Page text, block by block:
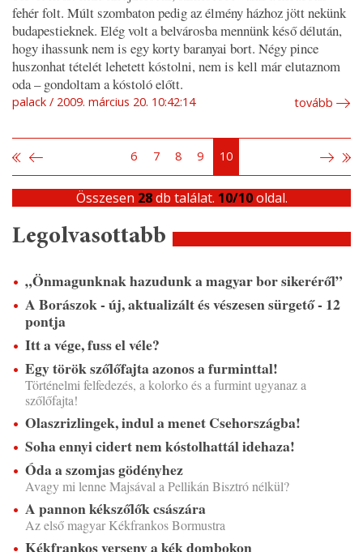
fehér folt. Múlt szombaton pedig az élmény házhoz jött nekünk
budapestieknek. Elég volt a belvárosba mennünk késő délután,
hogy ihassunk nem is egy korty baranyai bort. Négy pince
huszonhat tételét lehetett kóstolni, nem is kell már elutaznom
oda – gondoltam a kóstoló előtt.
palack 2009. március 20. 10:42:14 tovább
6 7 8 9 10
Összesen 28db találat. 10/10oldal.
Legolvasottabb
„Önmagunknak hazudunk a magyar bor sikeréről”
A Borászok - új, aktualizált és vészesen sürgető - 12
pontja
Itt a vége, fuss el véle?
Egy török szőlőfajta azonos a furminttal!
Történelmi felfedezés, a kolorko és a furmint ugyanaz a
szőlőfajta!
Olaszrizlingek, indul a menet Csehországba!
Soha ennyi cidert nem kóstolhattál idehaza!
Óda a szomjas gödényhez
Avagy mi lenne Majsával a Pellikán Bisztró nélkül?
A pannon kékszőlők császára
Az első magyar Kékfrankos Bormustra
Kékfrankos verseny a kék dombokon